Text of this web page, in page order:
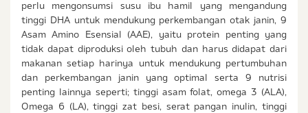
perlu mengonsumsi susu ibu hamil yang mengandung
tinggi DHA untuk mendukung perkembangan otak janin, 9
Asam Amino Esensial (AAE), yaitu protein penting yang
tidak dapat diproduksi oleh tubuh dan harus didapat dari
makanan setiap harinya untuk mendukung pertumbuhan
dan perkembangan janin yang optimal serta 9 nutrisi
penting lainnya seperti; tinggi asam folat, omega 3 (ALA),
Omega 6 (LA), tinggi zat besi, serat pangan inulin, tinggi